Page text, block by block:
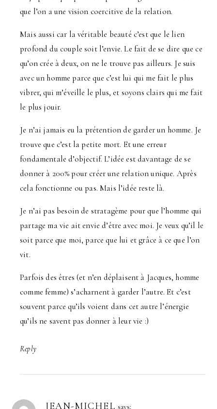
que l’on a une vision coercitive de la relation.
Mais aussi car la véritable beauté c’est que le lien
profond du couple soit l’envie. Le fait de se dire que ce
qu’on crée à deux, on ne le trouve pas ailleurs. Je suis
avec un homme parce que c’est lui qui me fait le plus
vibrer, qui m’éveille le plus, et soyons clairs qui me fait
le plus jouir.
Je n’ai jamais eu la prétention de garder un homme. Je
trouve que c’est la petite mort. Et une erreur
fondamentale d’objectif. L’idée est davantage de se
donner à 200% pour créer une relation unique. Après
cela fonctionne ou pas. Mais l’idée reste là.
Je n’ai pas besoin de stratagème pour que l’homme qui
partage ma vie ait envie d’être avec moi. Je veux qu’il le
soit parce que moi, parce que lui et grâce à ce que l’on
vit.
Parfois des êtres (et n’en déplaisent à Jacques, homme
comme femme) s’acharnent à garder l’autre. Et c’est
souvent parce qu’ils voient dans cet autre l’énergie
qu’ils ne savent pas donner à leur vie :)
Reply
JEAN-MICHEL says: